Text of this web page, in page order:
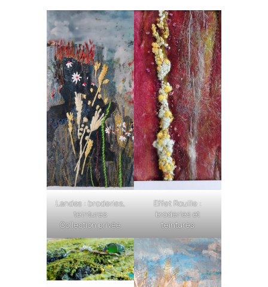
Landes : broderies,
teintures
Collection privée
Effet Rouille :
broderies et
teintures